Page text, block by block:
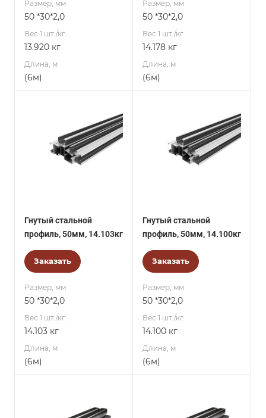
Размер, мм
50 *30*2,0
Вес 1 шт./кг.
13.920 кг
Длина, м
(6м)
Размер, мм
50 *30*2,0
Вес 1 шт./кг.
14.178 кг
Длина, м
(6м)
Гнутый стальной
профиль, 50мм, 14.103кг
Заказать
Размер, мм
50 *30*2,0
Вес 1 шт./кг.
14.103 кг
Длина, м
(6м)
Гнутый стальной
профиль, 50мм, 14.100кг
Заказать
Размер, мм
50 *30*2,0
Вес 1 шт./кг.
14.100 кг
Длина, м
(6м)